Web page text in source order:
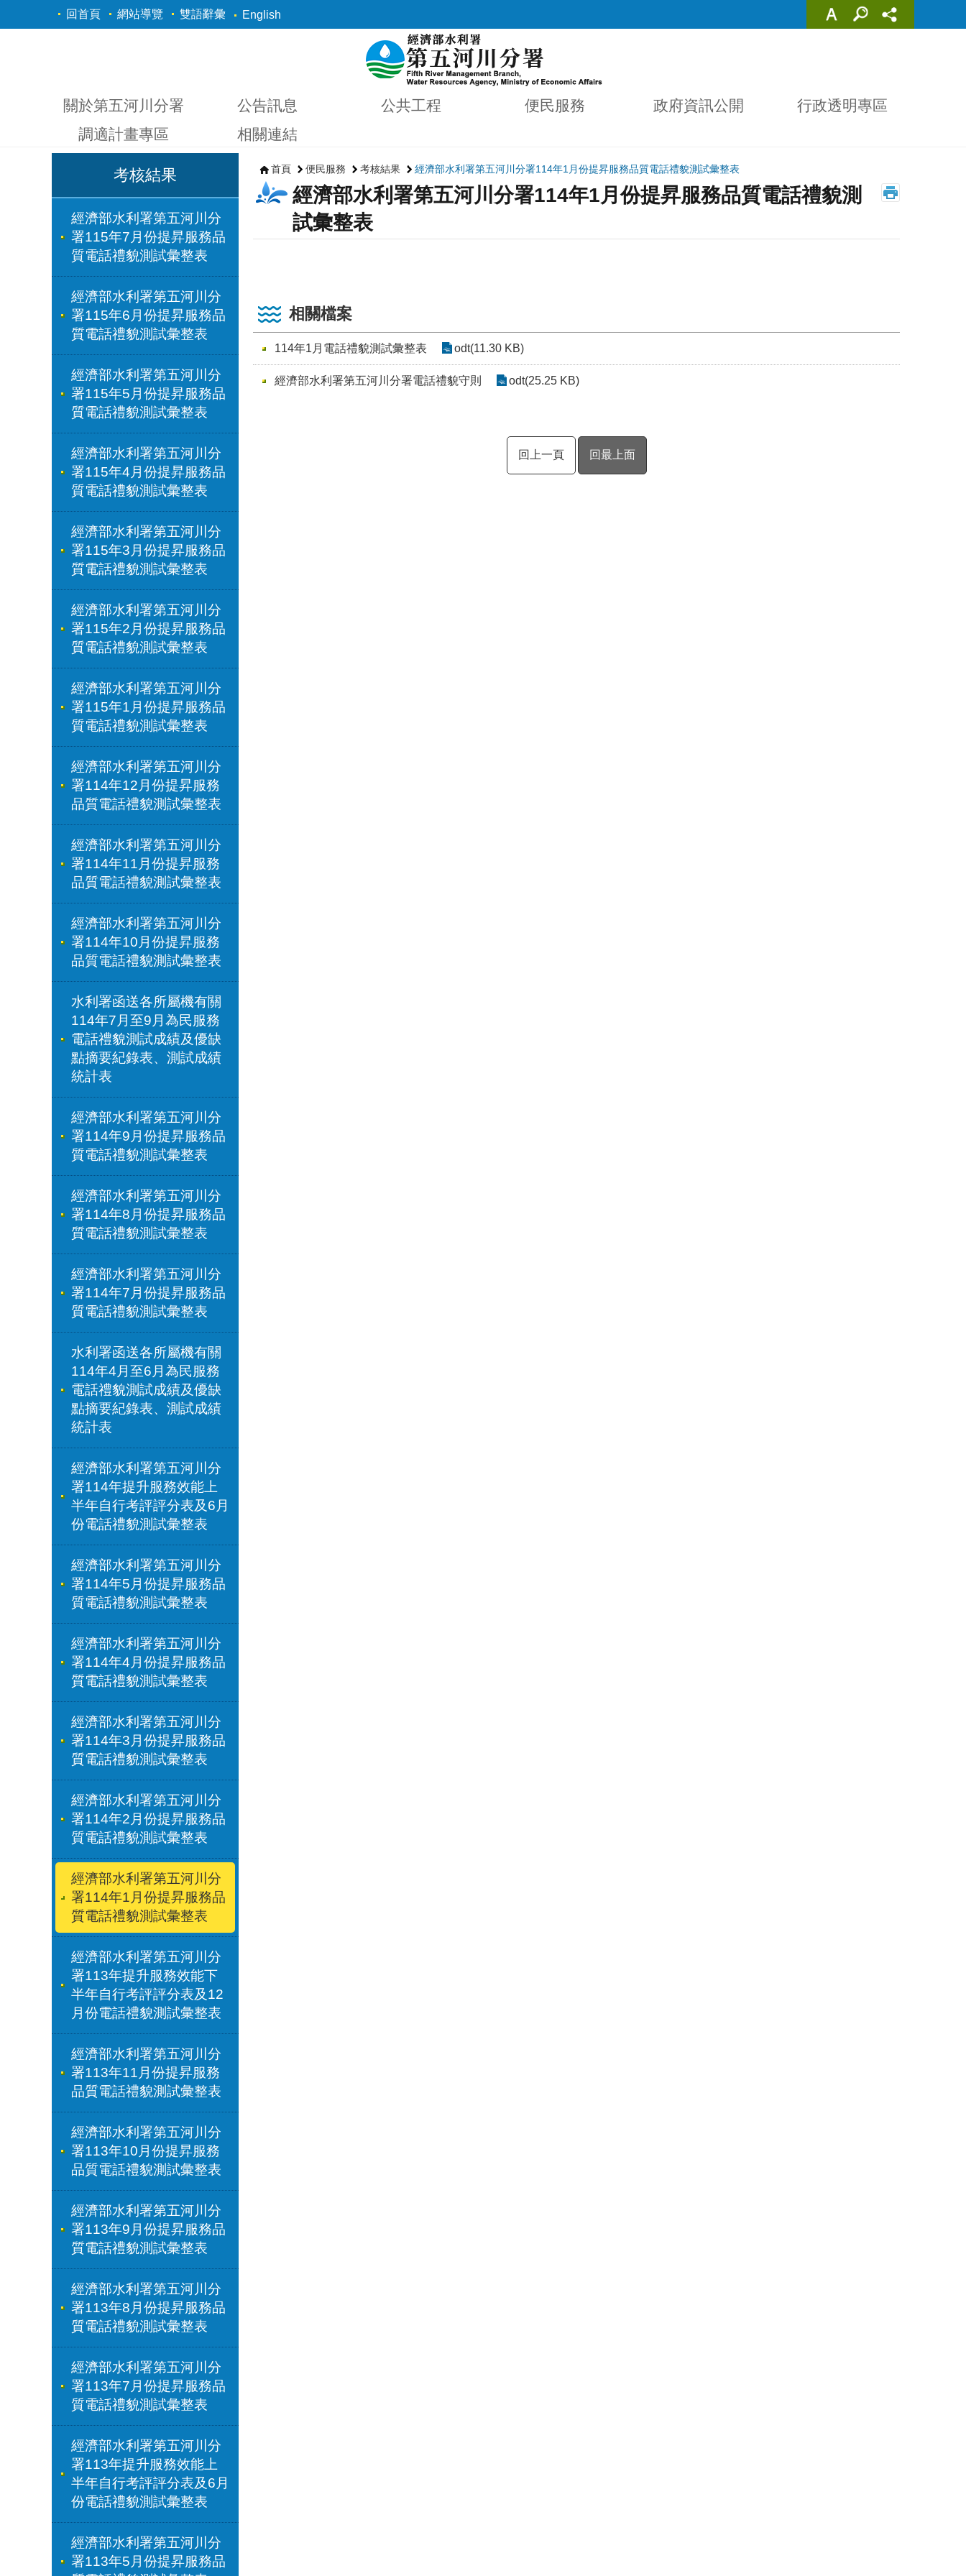
跳到主要內容區塊
回首頁 網站導覽 雙語辭彙 English
關於第五河川分署 公告訊息 公共工程 便民服務 政府資訊公開
行政透明專區
調適計畫專區
相關連結
考核結果
經濟部水利署第五河川分
署115年7月份提昇服務品
質電話禮貌測試彙整表
經濟部水利署第五河川分
署115年6月份提昇服務品
質電話禮貌測試彙整表
經濟部水利署第五河川分
署115年5月份提昇服務品
質電話禮貌測試彙整表
經濟部水利署第五河川分
署115年4月份提昇服務品
質電話禮貌測試彙整表
經濟部水利署第五河川分
署115年3月份提昇服務品
質電話禮貌測試彙整表
經濟部水利署第五河川分
署115年2月份提昇服務品
質電話禮貌測試彙整表
經濟部水利署第五河川分
署115年1月份提昇服務品
質電話禮貌測試彙整表
經濟部水利署第五河川分
署114年12月份提昇服務
品質電話禮貌測試彙整表
經濟部水利署第五河川分
署114年11月份提昇服務
品質電話禮貌測試彙整表
經濟部水利署第五河川分
署114年10月份提昇服務
品質電話禮貌測試彙整表
水利署函送各所屬機有關
114年7月至9月為民服務
電話禮貌測試成績及優缺
點摘要紀錄表、測試成績
統計表
經濟部水利署第五河川分
署114年9月份提昇服務品
質電話禮貌測試彙整表
經濟部水利署第五河川分
署114年8月份提昇服務品
質電話禮貌測試彙整表
經濟部水利署第五河川分
署114年7月份提昇服務品
質電話禮貌測試彙整表
水利署函送各所屬機有關
114年4月至6月為民服務
電話禮貌測試成績及優缺
點摘要紀錄表、測試成績
統計表
經濟部水利署第五河川分
署114年提升服務效能上
半年自行考評評分表及6月
份電話禮貌測試彙整表
經濟部水利署第五河川分
署114年5月份提昇服務品
質電話禮貌測試彙整表
經濟部水利署第五河川分
署114年4月份提昇服務品
質電話禮貌測試彙整表
經濟部水利署第五河川分
署114年3月份提昇服務品
質電話禮貌測試彙整表
經濟部水利署第五河川分
署114年2月份提昇服務品
質電話禮貌測試彙整表
經濟部水利署第五河川分
署114年1月份提昇服務品
質電話禮貌測試彙整表
經濟部水利署第五河川分
署113年提升服務效能下
半年自行考評評分表及12
月份電話禮貌測試彙整表
經濟部水利署第五河川分
署113年11月份提昇服務
品質電話禮貌測試彙整表
經濟部水利署第五河川分
署113年10月份提昇服務
品質電話禮貌測試彙整表
經濟部水利署第五河川分
署113年9月份提昇服務品
質電話禮貌測試彙整表
經濟部水利署第五河川分
署113年8月份提昇服務品
質電話禮貌測試彙整表
經濟部水利署第五河川分
署113年7月份提昇服務品
質電話禮貌測試彙整表
經濟部水利署第五河川分
署113年提升服務效能上
半年自行考評評分表及6月
份電話禮貌測試彙整表
經濟部水利署第五河川分
署113年5月份提昇服務品
首頁 便民服務 考核結果 經濟部水利署第五河川分署114年1月份提昇服務品質電話禮貌測試彙整表
經濟部水利署第五河川分署114年1月份提昇服務品質電話禮貌測
試彙整表
相關檔案
114年1月電話禮貌測試彙整表 odt(11.30 KB)
經濟部水利署第五河川分署電話禮貌守則 odt(25.25 KB)
回上一頁 回最上面